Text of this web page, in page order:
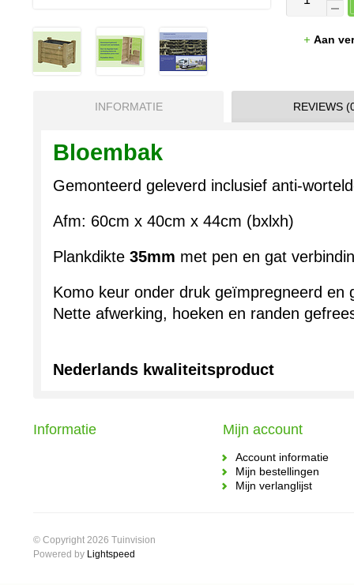
Aan
INFORMATIE REVIEWS
Bloembak
Gemonteerd geleverd inclusief anti-
Afm: 60cm x 40cm x 44cm (bxlxh)
Plankdikte 35mm met pen en gat
Komo keur onder druk geïmpregneerd en
Nette afwerking, hoeken en randen
Nederlands kwaliteitsproduct
Informatie Mijn account
Account informatie
Mijn bestellingen
Mijn verlanglijst
© Copyright 2026 Tuinvision
Powered by Lightspeed